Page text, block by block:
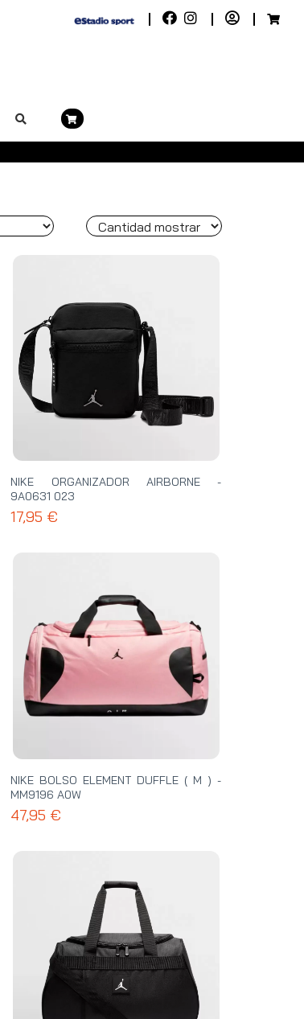
pedidos superiores a 100€)
NIKE ORGANIZADOR AIRBORNE -
9A0631 023
17,95 €
NIKE BOLSO ELEMENT DUFFLE ( M ) -
MM9196 A0W
47,95 €